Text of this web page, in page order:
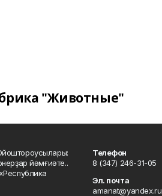
"Животные"
йәмғиәте..
Телефон
8 (347) 246-31-05
Эл. почта
amanat@yandex.ru